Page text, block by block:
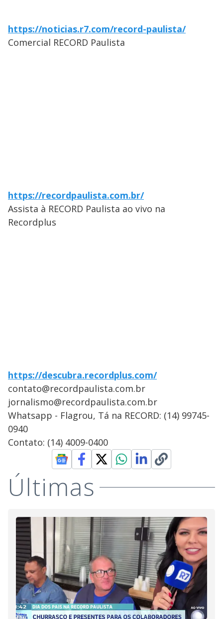
https://noticias.r7.com/record-paulista/
Comercial RECORD Paulista
https://recordpaulista.com.br/
Assista à RECORD Paulista ao vivo na
Recordplus
https://descubra.recordplus.com/
contato@recordpaulista.com.br
jornalismo@recordpaulista.com.br
Whatsapp - Flagrou, Tá na RECORD: (14) 99745-
0940
Contato: (14) 4009-0400
Últimas